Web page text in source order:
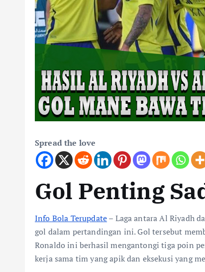
Spread the love
Gol Penting
Info Bola Terupdate– Laga antara Al Riyadh
gol dalam pertandingan ini. Gol tersebut
Ronaldo ini berhasil mengantongi tiga poin
kerja sama tim yang apik dan eksekusi yang